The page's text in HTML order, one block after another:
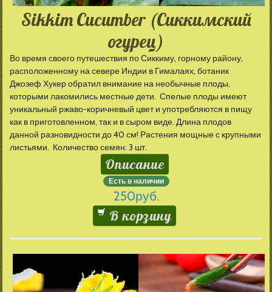
Sikkim Cucumber (Сиккимский
огурец)
Во время своего путешествия по Сиккиму, горному району,
расположенному на севере Индии в Гималаях, ботаник
Джозеф Хукер обратил внимание на необычные плоды,
которыми лакомились местные дети. Спелые плоды имеют
уникальный ржаво-коричневый цвет и употребляются в пищу
как в приготовленном, так и в сыром виде. Длина плодов
данной разновидности до 40 см! Растения мощные с крупными
листьями. Количество семян: 3 шт.
Описание
Есть в наличии
250руб.
В корзину